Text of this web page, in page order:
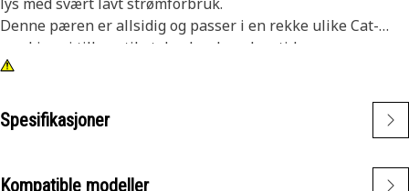
Denne pæren er allsidig og passer i en rekke ulike Cat-
maskiner i tillegg til at den har lang levetid.
Egenskaper:
• T-3 1/4 pærestørrelse
• 24 V
• Sokkelstørrelse A-1
Spesifikasjoner
Kompatible modeller